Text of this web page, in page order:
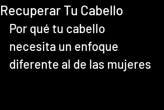
Recuperar Tu Cabello
Por qué tu cabello
necesita un enfoque
diferente al de las mujeres